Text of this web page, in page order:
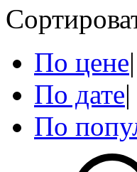
По цене|
По дате|
По